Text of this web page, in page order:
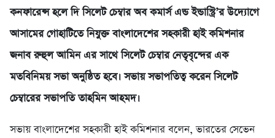
কনফারেন্স হলে দি সিলেট চেম্বার অব কমার্স এন্ড ইন্ডাস্ট্রি’র উদ্যোগে
আসামের গোহাটিতে নিযুক্ত বাংলাদেশের সহকারী হাই কমিশনার
জনাব রুহুল আমিন এর সাথে সিলেট চেম্বার নেতৃবৃন্দের এক
মতবিনিময় সভা অনুষ্ঠিত হবে। সভায় সভাপতিত্ব করেন সিলেট
চেম্বারের সভাপতি তাহমিন আহমদ।
সভায় বাংলাদেশের সহকারী হাই কমিশনার বলেন, ভারতের সেভেন